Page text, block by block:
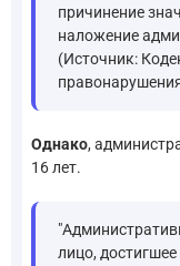
причинение
наложение
(Источник:
Однако,
16 лет.
лицо,